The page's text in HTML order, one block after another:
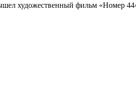
художественный фильм «Номер